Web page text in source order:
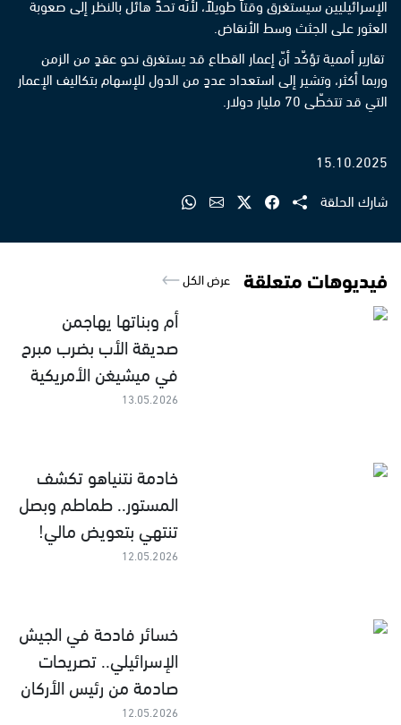
العثور على الجثث وسط الأنقاض.
تقارير أممية تؤكّد أنّ إعمار القطاع قد يستغرق نحو عقدٍ من الزمن
وربما أكثر، وتشير إلى استعداد عددٍ من الدول للإسهام بتكاليف الإعمار
التي قد تتخطّى 70 مليار دولار.
15.10.2025
شارك الحلقة
فيديوهات متعلقة عرض الكل
أم وبناتها يهاجمن
صديقة الأب بضرب مبرح
في ميشيغن الأمريكية
13.05.2026
خادمة نتنياهو تكشف
المستور.. طماطم وبصل
تنتهي بتعويض مالي!
12.05.2026
خسائر فادحة في الجيش
الإسرائيلي.. تصريحات
صادمة من رئيس الأركان
12.05.2026